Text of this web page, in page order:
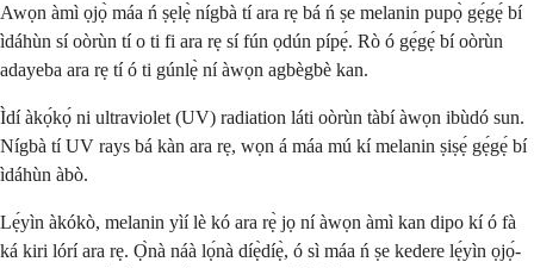
Awọn àmì ọjọ̀ máa ń ṣẹlẹ̀ nígbà tí ara rẹ bá ń ṣe melanin pupọ̀ gẹ́gẹ́ bí
ìdáhùn sí oòrùn tí o ti fi ara rẹ sí fún ọdún pípẹ́. Rò ó gẹ́gẹ́ bí oòrùn
adayeba ara rẹ tí ó ti gúnlẹ̀ ní àwọn agbègbè kan.
Ìdí àkọ́kọ́ ni ultraviolet (UV) radiation láti oòrùn tàbí àwọn ibùdó sun.
Nígbà tí UV rays bá kàn ara rẹ, wọn á máa mú kí melanin ṣiṣẹ́ gẹ́gẹ́ bí
ìdáhùn àbò.
Lẹ́yìn àkókò, melanin yìí lè kó ara rẹ̀ jọ ní àwọn àmì kan dipo kí ó fà
ká kiri lórí ara rẹ. Ọ̀nà náà lọ́nà díẹ̀díẹ̀, ó sì máa ń ṣe kedere lẹ́yìn ọjọ́-